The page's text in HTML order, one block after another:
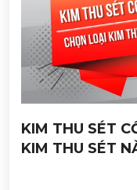
KIM THU SÉT
KIM THU SÉT